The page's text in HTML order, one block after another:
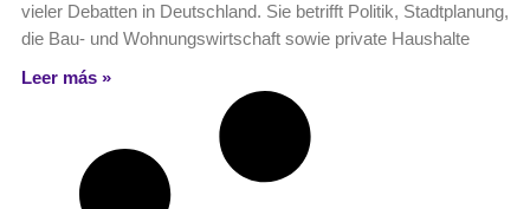
vieler Debatten in Deutschland. Sie betrifft Politik, Stadtplanung,
die Bau- und Wohnungswirtschaft sowie private Haushalte
Leer más »